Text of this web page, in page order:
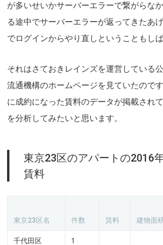
が多いせいかサーバーエラーで繋がらな
る途中でサーバーエラーが返ってきたあ
でログインからやり直しということもし
それはさておきレインズを運営している
流通機構のホームページを見ていたので
に成約になった賃料のデータが掲載され
を分析してみたいと思います。
東京23区のアパートの2016
賃料
東京23区名 件数 賃料 建物面
千代田区 1